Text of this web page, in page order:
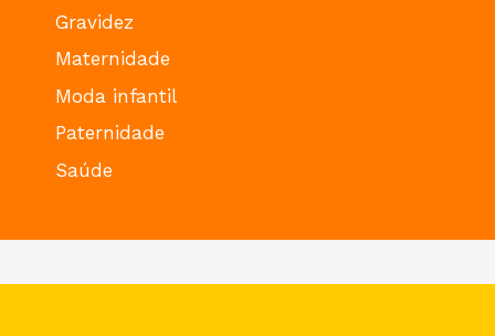
Gravidez
Maternidade
Moda infantil
Paternidade
Saúde